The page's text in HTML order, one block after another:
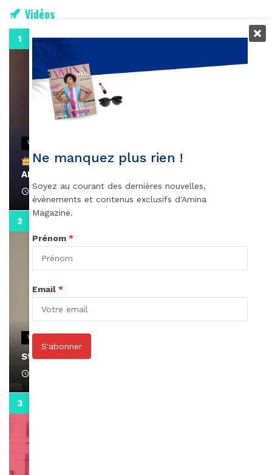
Vidéos
0:29
VIDEOS
Remerciements à Ayden pour son message sur
AMINA, le Magazine de la Femme
April 1, 2022
VIDEOS
Stacy passe un message
Ne manquez plus rien !
Soyez au courant des dernières nouvelles,
événements et contenus exclusifs d'Amina
Magazine.
Prénom *
Email *
S'abonner